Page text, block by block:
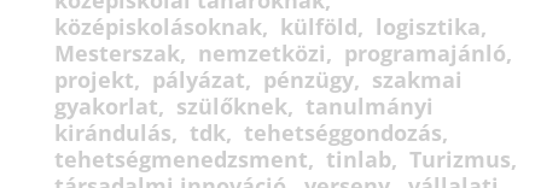
középiskolásoknak
külföld
logisztika
Mesterszak
nemzetközi
programajánló
projekt
pályázat pénzügy
szakmai
gyakorlat
szülőknek
tanulmányi
kirándulás
tdk
tehetséggondozás
tehetségmenedzsment
tinlab
Turizmus